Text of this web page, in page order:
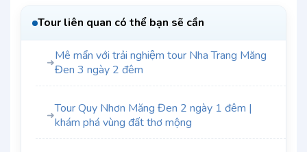
Tour liên quan có thể bạn sẽ cần
➜Mê mẩn với trải nghiệm tour Nha Trang Măng
Đen 3 ngày 2 đêm
➜Tour Quy Nhơn Măng Đen 2 ngày 1 đêm |
khám phá vùng đất thơ mộng